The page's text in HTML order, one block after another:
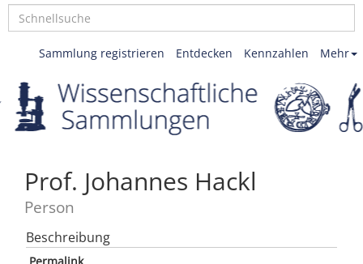
Mehr
Kennzahlen
Entdecken
Sammlung registrieren
Prof. Johannes Hackl
Person
Beschreibung